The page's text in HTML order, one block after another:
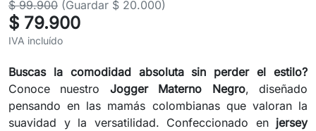
$ 99.900 (Guardar $ 20.000)
$ 79.900
IVA incluído
Buscas la comodidad absoluta sin perder el estilo?
Conoce nuestro Jogger Materno Negro, diseñado
pensando en las mamás colombianas que valoran la
suavidad y la versatilidad. Confeccionado enjersey